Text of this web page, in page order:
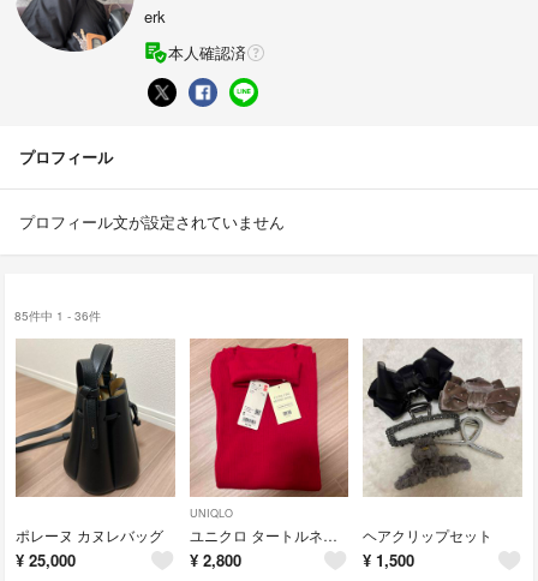
erk
本人確認済
プロフィール
プロフィール文が設定されていません
85件中 1 - 36件
ポレーヌ カヌレバッグ
¥ 25,000
UNIQLO
ユニクロ タートルネックセーター
¥ 2,800
ヘアクリップセット
¥ 1,500